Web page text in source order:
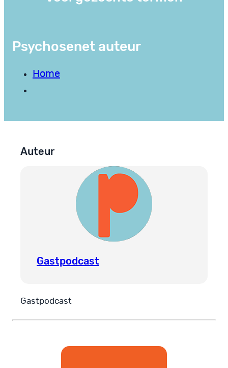
Psychosenet auteur
Home
Auteur
Gastpodcast
Gastpodcast